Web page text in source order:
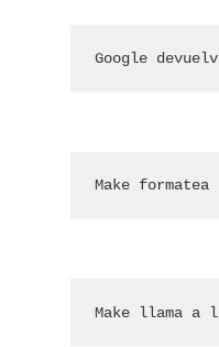
Google
Make
Make llama a